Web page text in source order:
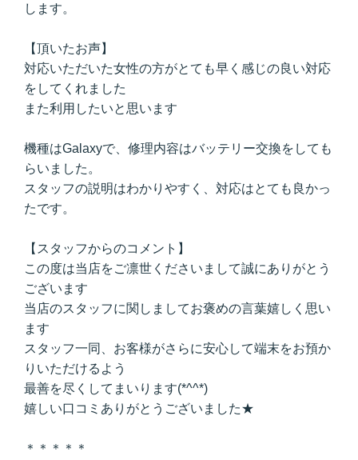
します。
【頂いたお声】
対応いただいた女性の方がとても早く感じの良い対応
をしてくれました
また利用したいと思います
機種はGalaxyで、修理内容はバッテリー交換をしても
らいました。
スタッフの説明はわかりやすく、対応はとても良かっ
たです。
【スタッフからのコメント】
この度は当店をご凛世くださいまして誠にありがとう
ございます
当店のスタッフに関しましてお褒めの言葉嬉しく思い
ます
スタッフ一同、お客様がさらに安心して端末をお預か
りいただけるよう
最善を尽くしてまいります(*^^*)
嬉しい口コミありがとうございました★
＊＊＊＊＊